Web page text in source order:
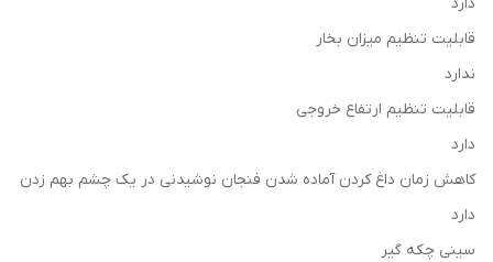
قابلیت تنظیم میزان بخار
ندارد
قابلیت تنظیم ارتفاع خروجی
دارد
کاهش زمان داغ کردن آماده شدن فنجان نوشیدنی در یک چشم بهم زدن
دارد
سینی چکه گیر